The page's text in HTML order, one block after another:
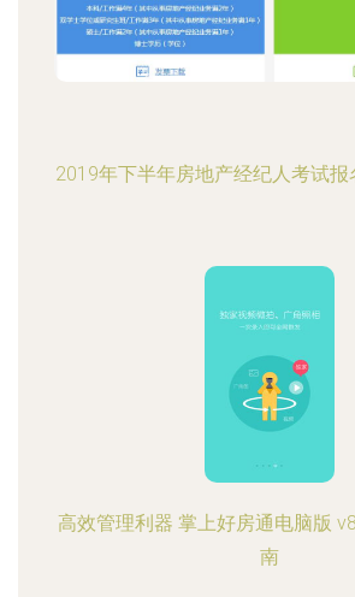
2019年下半年房地产经纪人考试报
高效管理利器 掌上好房通电脑版
南